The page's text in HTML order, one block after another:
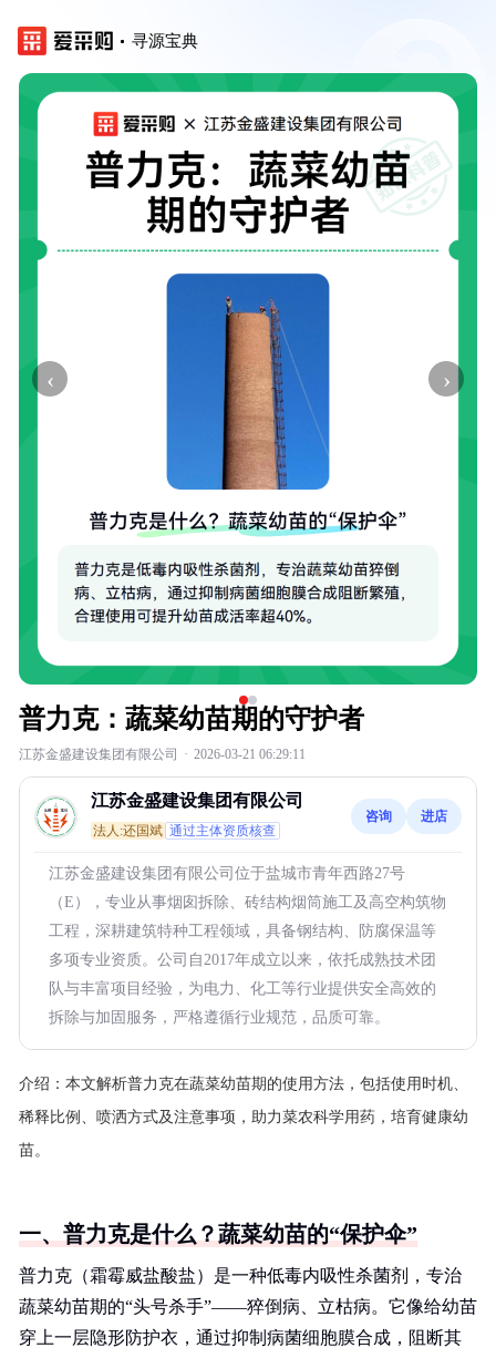
寻源宝典
‹ ›
普力克：蔬菜幼苗期的守护者
江苏金盛建设集团有限公司 · 2026-03-21 06:29:11
江苏金盛建设集团有限公司
法人:还国斌 通过主体资质核查
咨询 进店
江苏金盛建设集团有限公司位于盐城市青年西路27号
（E），专业从事烟囱拆除、砖结构烟筒施工及高空构筑物
工程，深耕建筑特种工程领域，具备钢结构、防腐保温等
多项专业资质。公司自2017年成立以来，依托成熟技术团
队与丰富项目经验，为电力、化工等行业提供安全高效的
拆除与加固服务，严格遵循行业规范，品质可靠。
介绍： 本文解析普力克在蔬菜幼苗期的使用方法，包括使用时机、
稀释比例、喷洒方式及注意事项，助力菜农科学用药，培育健康幼
苗。
一、普力克是什么？蔬菜幼苗的“保护伞”
普力克（霜霉威盐酸盐）是一种低毒内吸性杀菌剂，专治
蔬菜幼苗期的“头号杀手”——猝倒病、立枯病。它像给幼苗
穿上一层隐形防护衣，通过抑制病菌细胞膜合成，阻断其